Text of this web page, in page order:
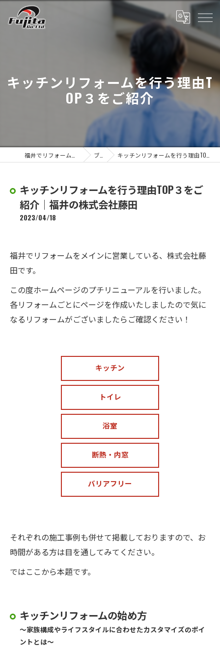
キッチンリフォームを行う理由T
OP３をご紹介
ブログ キッチンリフォームを行う理由TOP３をご紹介｜福井の株式会社藤田
キッチンリフォームを行う理由TOP３をご
紹介｜福井の株式会社藤田
2023/04/18
福井でリフォームをメインに営業している、株式会社藤
田です。
この度ホームページのプチリニューアルを行いました。
各リフォームごとにページを作成いたしましたので気に
なるリフォームがございましたらご確認ください！
キッチン
トイレ
浴室
断熱・内窓
バリアフリー
それぞれの施工事例も併せて掲載しておりますので、お
時間がある方は目を通してみてください。
ではここから本題です。
キッチンリフォームの始め方
〜家族構成やライフスタイルに合わせたカスタマイズのポイ
ントとは〜